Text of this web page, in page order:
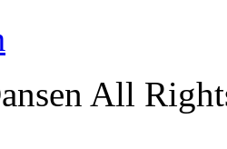
All